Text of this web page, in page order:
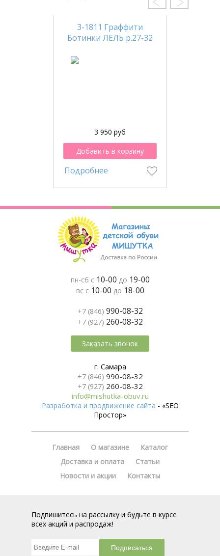
3-1811 Граффити
Ботинки ЛЕЛЬ р.27-32
3 950 руб
Добавить в корзину
Подробнее
пн-сб с 10-00 до 19-00
вс с 10-00 до 18-00
+7 (846) 990-08-32
+7 (927) 260-08-32
Заказать звонок
г. Самара
+7 (846) 990-08-32
+7 (927) 260-08-32
info@mishutka-obuv.ru
Разработка и продвижение сайта - «SEO
Простор»
Главная О магазине
Каталог
Доставка и оплата
Статьи
Новости и акции
Контакты
Подпишитесь на рассылку и будьте в курсе
всех акций и распродаж!